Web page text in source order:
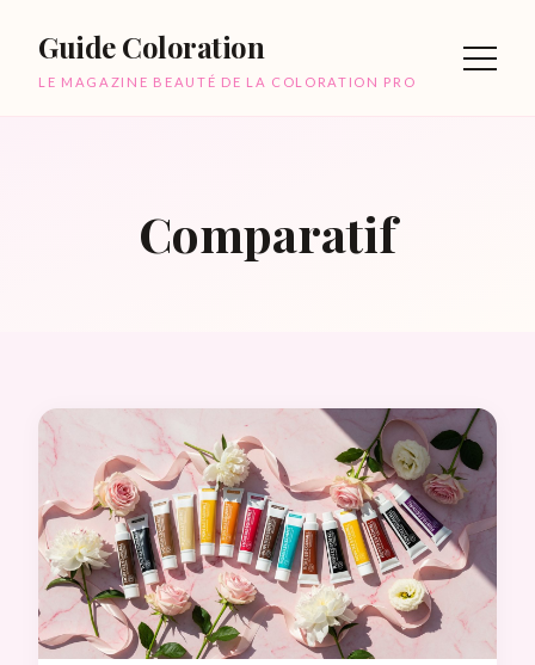
Guide Coloration
LE MAGAZINE BEAUTÉ DE LA COLORATION PRO
Comparatif